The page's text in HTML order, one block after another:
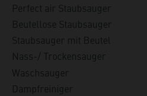
Perfect air Staubsauger
Beutellose Staubsauger
Staubsauger mit Beutel
Nass-/ Trockensauger
Waschsauger
Dampfreiniger